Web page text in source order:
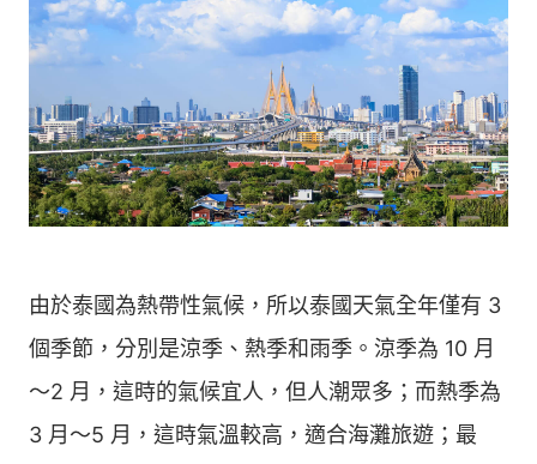
由於泰國為熱帶性氣候，所以泰國天氣全年僅有 3
個季節，分別是涼季、熱季和雨季。涼季為 10 月
～2 月，這時的氣候宜人，但人潮眾多；而熱季為
3 月～5 月，這時氣溫較高，適合海灘旅遊；最